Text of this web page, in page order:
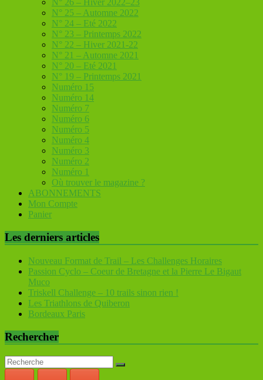
N° 25 – Automne 2022
N° 24 – Eté 2022
N° 23 – Printemps 2022
N° 22 – Hiver 2021-22
N° 21 – Automne 2021
N° 20 – Eté 2021
N° 19 – Printemps 2021
Numéro 15
Numéro 14
Numéro 7
Numéro 6
Numéro 5
Numéro 4
Numéro 3
Numéro 2
Numéro 1
Où trouver le magazine ?
ABONNEMENTS
Mon Compte
Panier
Les derniers articles
Nouveau Format de Trail – Les Challenges Horaires
Passion Cyclo – Coeur de Bretagne et la Pierre Le Bigaut
Muco
Triskell Challenge – 10 trails sinon rien !
Les Triathlons de Quiberon
Bordeaux Paris
Rechercher